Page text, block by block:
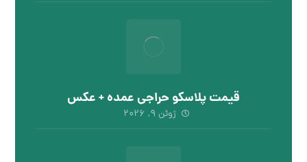
قیمت پلاسکو حراجی عمده + عکس
ژوئن ۹, ۲۰۲۶